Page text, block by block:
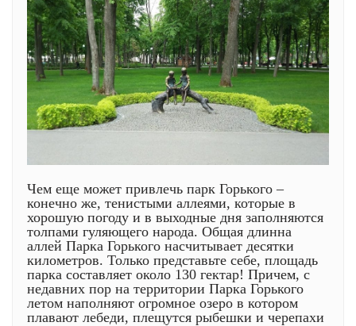
Чем еще может привлечь парк Горького –
конечно же, тенистыми аллеями, которые в
хорошую погоду и в выходные дня заполняются
толпами гуляющего народа. Общая длинна
аллей Парка Горького насчитывает десятки
километров. Только представьте себе, площадь
парка составляет около 130 гектар! Причем, с
недавних пор на территории Парка Горького
летом наполняют огромное озеро в котором
плавают лебеди, плещутся рыбешки и черепахи